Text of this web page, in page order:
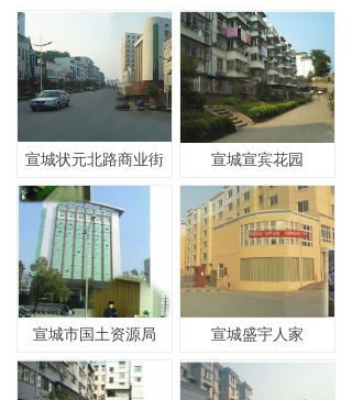
宣城状元北路商业街 宣城宣宾花园
宣城市国土资源局 宣城盛宇人家